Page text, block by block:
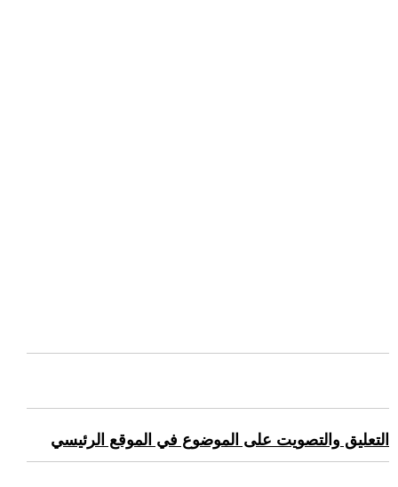
التعليق والتصويت على الموضوع في الموقع الرئيسي